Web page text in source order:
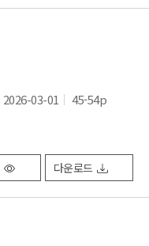
2026-03-01 45-54p
다운로드